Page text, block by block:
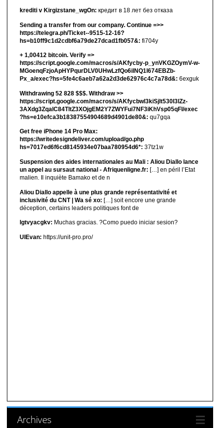
krediti v Kirgizstane_wgOn: кредит в 18 лет без отказа
Sending a transfer from our company. Continue =>>
https://telegra.ph/Ticket--9515-12-16?
hs=b10ff9c1d2cdbf6a79de27dcad1fb057&: fi704y
+ 1,00412 bitсоin. Verify =>
https://script.google.com/macros/s/AKfycby-p_ynVKGZOymV-w-
MGoenqFzjoApHYPqurDLV0UHwLzfQo6ilNQ1l674EBZb-
Px_a/exec?hs=5fe4c6aeb7a62a2d3de62976c4c7a78d&: 6exguk
Withdrawing 52 828 $$$. Withdrаw >>
https://script.google.com/macros/s/AKfycbwl3kiSjlt530I3lZz-
3AXdg3ZqalC84TltZ3XOjgEM2Y7ZWYFui7NF3iKhVsp05qFl/exec
?hs=e10efca3b18387554904689d4901de80&: qu7gqa
Get free iPhone 14 Pro Max:
https://writedesigndeliver.com/upload/go.php
hs=7017ed6f6cd8145934e07baa780954d6*: 37tz1w
Suspension des aides internationales au Mali : Aliou Diallo lance
un appel au sursaut national - Afriquenligne.fr: […] en péril l’Etat
malien. Il inquiète Bamako et de n
Aliou Diallo appelle à une plus grande représentativité et
inclusivité du CNT | Wa sé xo: […] soit encore une grande
déception, certains leaders politiques font de
lgtvyacgkv: Muchas gracias. ?Como puedo iniciar sesion?
UIEvan: https://unit-pro.pro/
Archives